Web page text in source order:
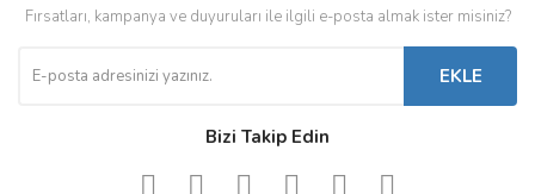
Fırsatları, kampanya ve duyuruları ile ilgili e-posta almak ister misiniz?
EKLE
Bizi Takip Edin